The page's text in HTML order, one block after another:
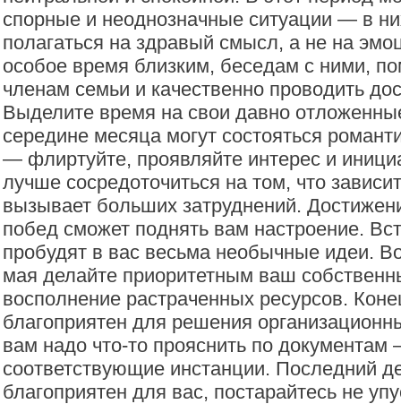
спорные и неоднозначные ситуации — в
полагаться на здравый смысл, а не на
особое время близким, беседам с ними,
членам семьи и качественно проводить
Выделите время на свои давно
середине месяца могут состояться
— флиртуйте, проявляйте интерес и
лучше сосредоточиться на том, что
вызывает больших затруднений.
побед сможет поднять вам настроение.
пробудят в вас весьма необычные идеи.
мая делайте приоритетным ваш
восполнение растраченных ресурсов.
благоприятен для решения
вам надо что-то прояснить по
соответствующие инстанции. Последний
благоприятен для вас, постарайтесь не